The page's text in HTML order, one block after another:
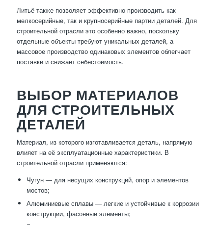
Литьё также позволяет эффективно производить как
мелкосерийные, так и крупносерийные партии деталей. Для
строительной отрасли это особенно важно, поскольку
отдельные объекты требуют уникальных деталей, а
массовое производство одинаковых элементов облегчает
поставки и снижает себестоимость.
ВЫБОР МАТЕРИАЛОВ
ДЛЯ СТРОИТЕЛЬНЫХ
ДЕТАЛЕЙ
Материал, из которого изготавливается деталь, напрямую
влияет на её эксплуатационные характеристики. В
строительной отрасли применяются:
Чугун — для несущих конструкций, опор и элементов
мостов;
Алюминиевые сплавы — легкие и устойчивые к коррозии
конструкции, фасонные элементы;